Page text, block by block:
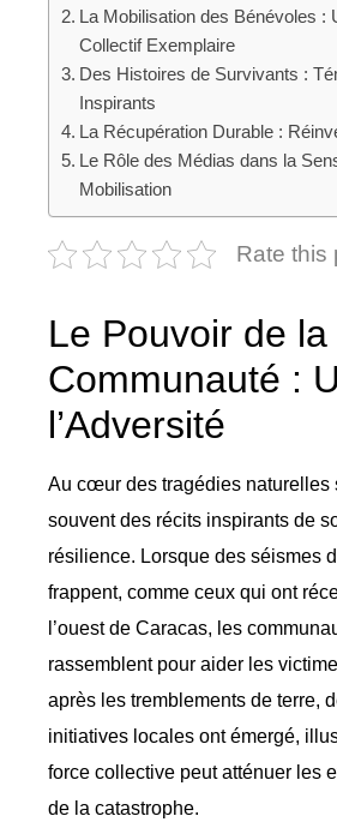
La Mobilisation des Bénévoles :
Collectif Exemplaire
Des Histoires de Survivants :
Inspirants
La Récupération Durable :
Le Rôle des Médias dans la
Mobilisation
Rate this
Le Pouvoir de la
Communauté :
l’Adversité
Au cœur des tragédies naturelles
souvent des récits inspirants de
résilience. Lorsque des séismes
frappent, comme ceux qui ont
l’ouest de Caracas, les
rassemblent pour aider les
après les tremblements de terre,
initiatives locales ont émergé,
force collective peut atténuer les
de la catastrophe.